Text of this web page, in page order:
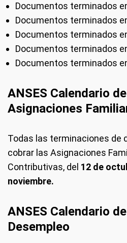
Documentos terminados
Documentos terminados
Documentos terminados
Documentos terminados
Documentos terminados
ANSES Calendario
Asignaciones
Todas las terminaciones de
cobrar las Asignaciones
Contributivas, del 12 de
noviembre.
ANSES Calendario
Desempleo